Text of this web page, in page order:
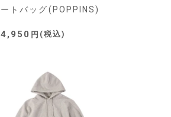
ートバッグ(POPPINS)
4,950 税込